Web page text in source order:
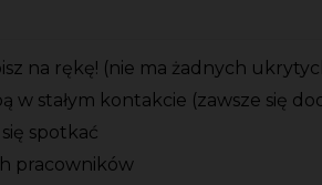
na rękę! (nie ma żadnych
stałym kontakcie (zawsze się
spotkać
pracowników